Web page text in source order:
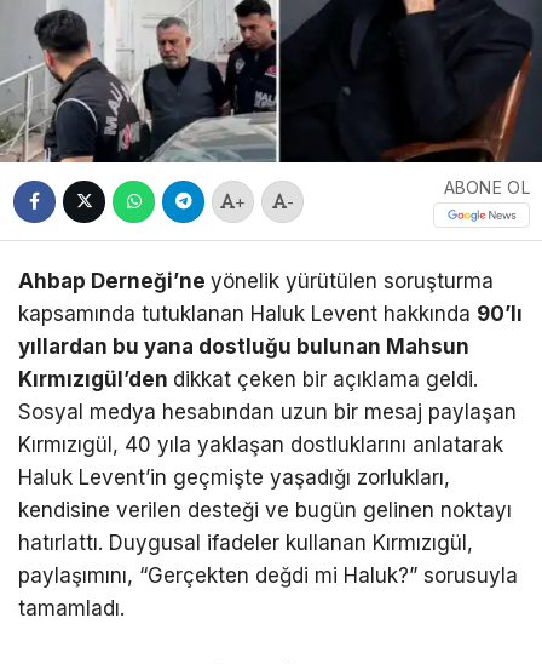
+ -
ABONE OL
Ahbap Derneği’ne yönelik yürütülen soruşturma
kapsamında tutuklanan Haluk Levent hakkında 90’lı
yıllardan bu yana dostluğu bulunan Mahsun
Kırmızıgül’den dikkat çeken bir açıklama geldi.
Sosyal medya hesabından uzun bir mesaj paylaşan
Kırmızıgül, 40 yıla yaklaşan dostluklarını anlatarak
Haluk Levent’in geçmişte yaşadığı zorlukları,
kendisine verilen desteği ve bugün gelinen noktayı
hatırlattı. Duygusal ifadeler kullanan Kırmızıgül,
paylaşımını, “Gerçekten değdi mi Haluk?” sorusuyla
tamamladı.